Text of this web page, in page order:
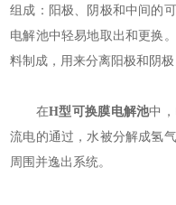
组成：阳极、阴极和中间的
电解池中轻易地取出和更换
料制成，用来分离阳极和阴
在H型可换膜电解池中
流电的通过，水被分解成氢
周围并逸出系统。